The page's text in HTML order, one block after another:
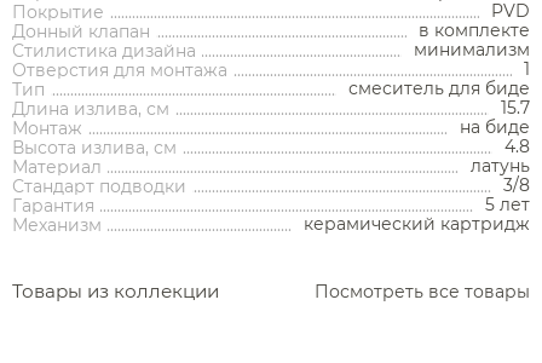
Каталог
Аксессуары
Мебель для ванной
Смесители
Раковины Инсталляции
Держатели туалетной бумаги
Дозаторы
Мыльницы
Стаканы
Ершики
Крючки
Полки и корзины
Мебель для ванной комнаты
Гарнитуры
Смесители
Смесители для раковины
Душ
Смесители встраиваемые для душа и ванны
Смесители накладные для душа и ванны
Душевые комплекты
Душевые стойки
Трапы и сливы
Покрытие
PVD
Донный клапан
в комплекте
Стилистика дизайна
минимализм
Отверстия для монтажа
1
Тип
смеситель для биде
Длина излива, см
15.7
Монтаж
на биде
Высота излива, см
4.8
Материал
латунь
Стандарт подводки
3/8
Гарантия
5 лет
Механизм
керамический картридж
Товары из коллекции Посмотреть все товары